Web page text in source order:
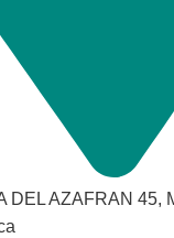
DEL AZAFRAN 45,